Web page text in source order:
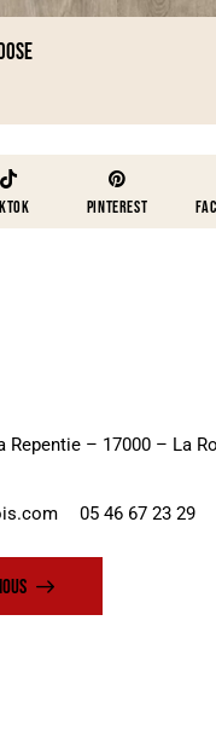
Pinterest
Repentie – 17000 – La
05 46 67 23 29